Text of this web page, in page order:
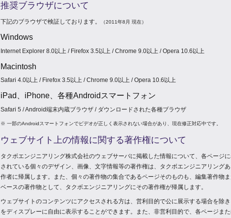
推奨ブラウザについて
下記のブラウザで検証しております。 （2011年8月 現在）
Windows
Internet Explorer 8.0以上 / Firefox 3.5以上 / Chrome 9.0以上 / Opera 10.6以上
Macintosh
Safari 4.0以上 / Firefox 3.5以上 / Chrome 9.0以上 / Opera 10.6以上
iPad、iPhone、各種Androidスマートフォン
Safari 5 / Android端末内蔵ブラウザ / ダウンロードされた各種ブラウザ
※ 一部のAndroidスマートフォンでビデオが正しく表示されない場合があり、現在修正対応中です。
ウェブサイト上の情報に関する著作権について
タクボエンジニアリング株式会社のウェブサーバに掲載した情報について、各ページ
されている個々のデザイン、画像、文字情報等の著作権は、タクボエンジニアリング
作者に帰属します。また、個々の著作物の集合であるページそのものも、編集著作物
ベースの著作物として、タクボエンジニアリングにその著作権が帰属します。
ウェブサイトのコンテンツにアクセスされる方は、営利目的で公に展示する場合を除
をディスプレーに自由に表示することができます。また、非営利目的で、各ページま